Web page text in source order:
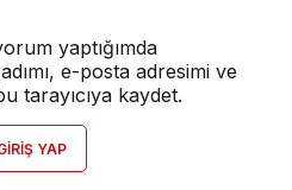
yaptığımda
e-posta adresimi ve
tarayıcıya kaydet.
YAP